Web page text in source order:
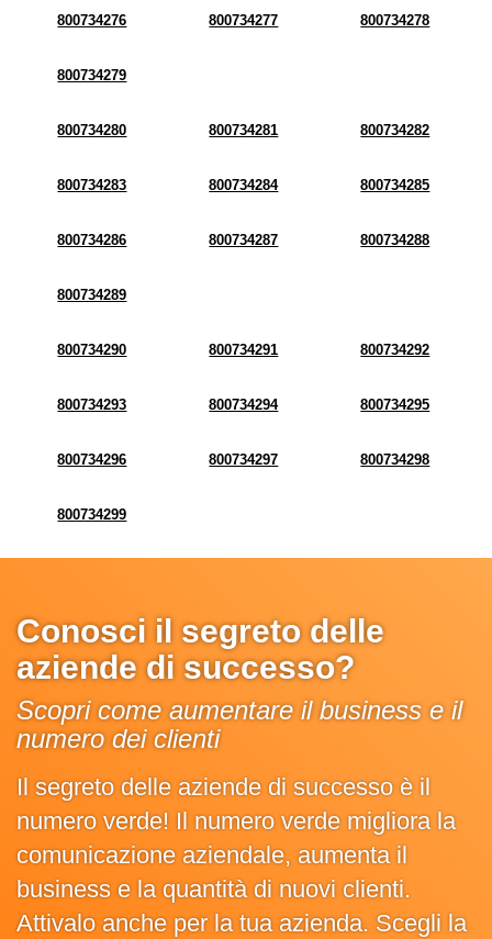
800734276 800734277 800734278
800734279
800734280 800734281 800734282
800734283 800734284 800734285
800734286 800734287 800734288
800734289
800734290 800734291 800734292
800734293 800734294 800734295
800734296 800734297 800734298
800734299
Conosci il segreto delle
aziende di successo?
Scopri come aumentare il business e il
numero dei clienti
Il segreto delle aziende di successo è il
numero verde! Il numero verde migliora la
comunicazione aziendale, aumenta il
business e la quantità di nuovi clienti.
Attivalo anche per la tua azienda. Scegli la